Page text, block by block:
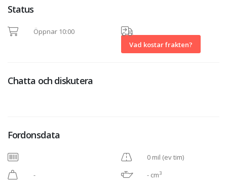
Status
Öppnar 10:00
Vad kostar frakten?
Chatta och diskutera
Fordonsdata
-
0 mil (ev tim)
- cm3